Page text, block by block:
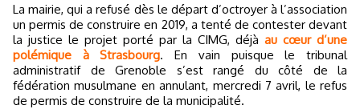
La mairie, qui a refusé dès le départ d’octroyer à l’association
un permis de construire en 2019, a tenté de contester devant
la justice le projet porté par la CIMG, déjà au cœur d’une
polémique à Strasbourg. En vain puisque le tribunal
administratif de Grenoble s’est rangé du côté de la
fédération musulmane en annulant, mercredi 7 avril, le refus
de permis de construire de la municipalité.